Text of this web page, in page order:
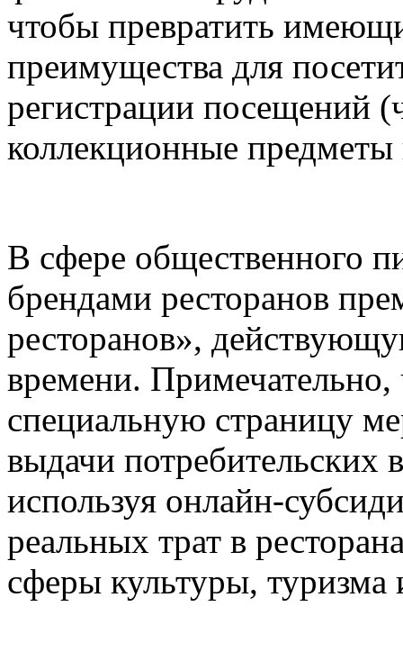
чтобы превратить
преимущества для
регистрации посещений
коллекционные
В сфере общественного
брендами ресторанов
ресторанов»,
времени. Примечательно,
специальную страницу
выдачи потребительских
используя онлайн-
реальных трат в
сферы культуры, туризма